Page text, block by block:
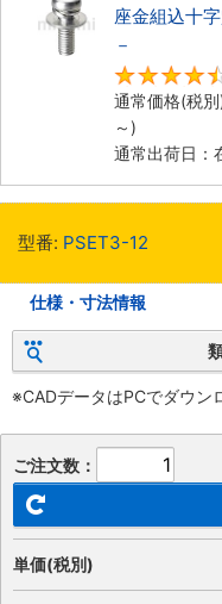
座金組込十
－
通常価格(税別
～)
通常出荷日：
型番: PSET3-12
仕様・寸法情報
※CADデータはPCでダウン
ご注文数：
単価(税別)